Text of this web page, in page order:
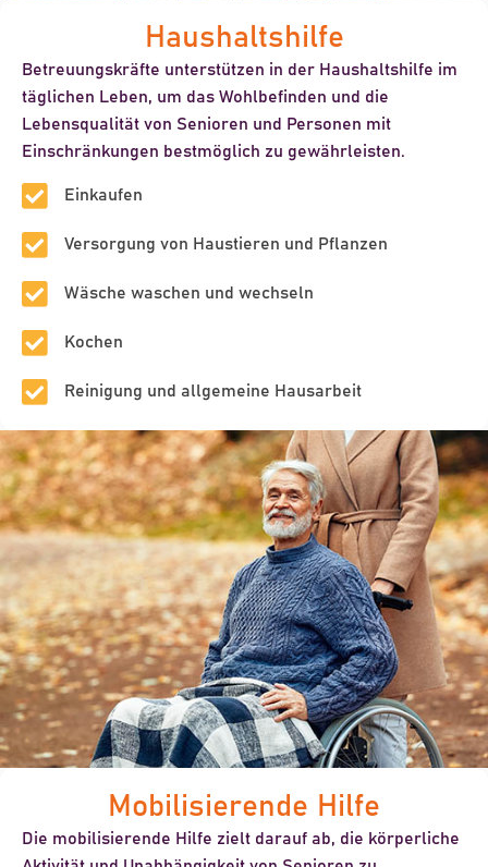
Haushaltshilfe
Betreuungskräfte unterstützen in der Haushaltshilfe im
täglichen Leben, um das Wohlbefinden und die
Lebensqualität von Senioren und Personen mit
Einschränkungen bestmöglich zu gewährleisten.
Einkaufen
Versorgung von Haustieren und Pflanzen
Wäsche waschen und wechseln
Kochen
Reinigung und allgemeine Hausarbeit
Mobilisierende Hilfe
Die mobilisierende Hilfe zielt darauf ab, die körperliche